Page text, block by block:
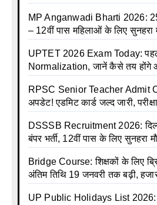
MP Anganwadi Bharti 2026:
– 12वीं पास महिलाओं के लिए
UPTET 2026 Exam Today:
Normalization, जानें कैसे तय
RPSC Senior Teacher Admit
अपडेट! एडमिट कार्ड जल्द जारी,
DSSSB Recruitment 2026:
बंपर भर्ती, 12वीं पास के लिए सुनहरा
Bridge Course: शिक्षकों के लिए
अंतिम तिथि 19 जनवरी तक बढ़ी,
UP Public Holidays List 2026: